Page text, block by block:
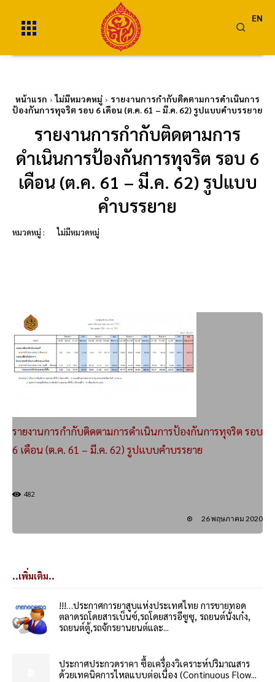
EN
หน้าแรก ไม่มีหมวดหมู่
รายงานการกำกับติดตามการดำเนินการ
ป้องกันการทุจริต รอบ 6 เดือน (ต.ค. 61 – มี.ค. 62) รูปแบบคำบรรยาย
รายงานการกำกับติดตามการ
ดำเนินการป้องกันการทุจริต รอบ 6
เดือน (ต.ค. 61 – มี.ค. 62) รูปแบบ
คำบรรยาย
หมวดหมู่ : ไม่มีหมวดหมู่
รายงานการกำกับติดตามการดำเนินการป้องกันการทุจริต รอบ
6 เดือน (ต.ค. 61 – มี.ค. 62) รูปแบบคำบรรยาย
482
26 พฤษภาคม 2020
..เพิ่มเติม..
!!!…ประกาศการยาสูบแห่งประเทศไทย การขายทอด
ตลาดรถโดยสารเบ็นซ์,รถโดยสารอีซูซุ, รถยนต์นั่งเก๋ง,
รถยนต์ตู้,รถจักรยานยนต์และ...
ประกาศประกวดราคา ซื้อเครื่องวิเคราะห์ปริมาณสาร
ด้วยเทคนิคการไหลแบบต่อเนื่อง (Continuous Flow...